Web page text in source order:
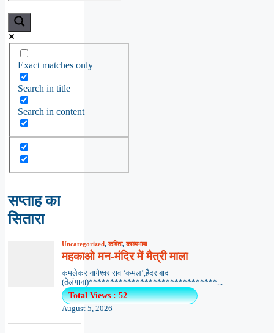
Exact matches only
Search in title
Search in content
सप्ताह का
सितारा
Uncategorized,कविता,काव्यभाषा
महकाओ मन-मंदिर में मैत्री माला
कमलेकर नागेश्वर राव ‘कमल’,हैदराबाद
(तेलंगाना)******************************...
Total Views : 52
August 5, 2026